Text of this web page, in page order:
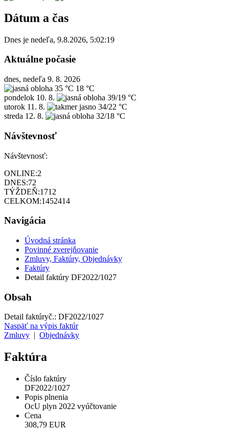
Dátum a čas
Dnes je nedeľa, 9.8.2026, 5:02:19
Aktuálne počasie
dnes, nedeľa 9. 8. 2026
35 °C 18 °C
pondelok 10. 8.
39/19 °C
utorok 11. 8.
34/22 °C
streda 12. 8. 32/18 °C
Návštevnosť
Návštevnosť:
ONLINE:2
DNES:72
TÝŽDEŇ:1712
CELKOM:1452414
Navigácia
Úvodná stránka
Povinné zverejňovanie
Zmluvy, Faktúry, Objednávky
Faktúry
Detail faktúry DF2022/1027
Obsah
Detail faktúryč.: DF2022/1027
Naspäť na výpis faktúr
Zmluvy
Objednávky
Faktúra
Číslo faktúry
DF2022/1027
Popis plnenia
OcU plyn 2022 vyúčtovanie
Cena
308,79 EUR